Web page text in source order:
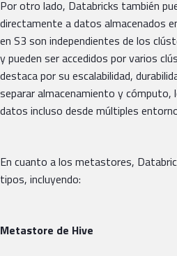
Por otro lado, Databricks también
directamente a datos almacenados
en S3 son independientes de los
y pueden ser accedidos por varios
destaca por su escalabilidad,
separar almacenamiento y cómputo,
datos incluso desde múltiples
En cuanto a los metastores,
tipos, incluyendo:
Metastore de Hive